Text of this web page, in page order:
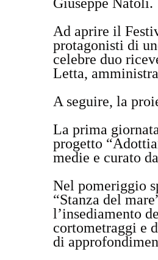
Ad aprire il
protagonisti di
celebre duo
Letta,
A seguire, la
La prima
progetto
medie e curato
Nel pomeriggio
“Stanza del
l’insediamento
cortometraggi e
di